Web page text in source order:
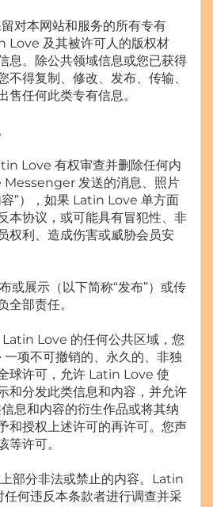
对本网站和服务的所有专有
Love 及其被许可人的版权材
息。除公共领域信息或您已获得
不得复制、修改、发布、传输、
售任何此类专有信息。
Love 有权审查并删除任何内
发送的消息、照片
”），如果 Latin Love 单方面
本协议，或可能具有冒犯性、非
权利、造成伤害或威胁会员安
或展示（以下简称“发布”）或传
全部责任。
Latin Love 的任何公共区域，您
项不可撤销的、永久的、非独
球许可，允许 Latin Love 使
和分发此类信息和内容，并允许
息和内容的衍生作品或将其纳
和授权上述许可的再许可。您声
等许可。
部分非法或禁止的内容。Latin
何违反本条款者进行调查并采